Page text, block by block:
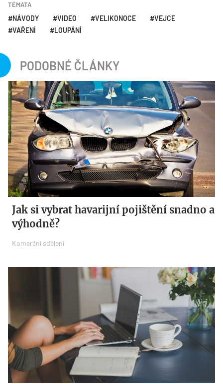
TÉMATA
NÁVODY VIDEO VELIKONOCE
VEJCE
VAŘENÍ
LOUPÁNÍ
PODOBNÉ ČLÁNKY
Jak si vybrat havarijní pojištění snadno a
výhodně?
Komerční sdělení